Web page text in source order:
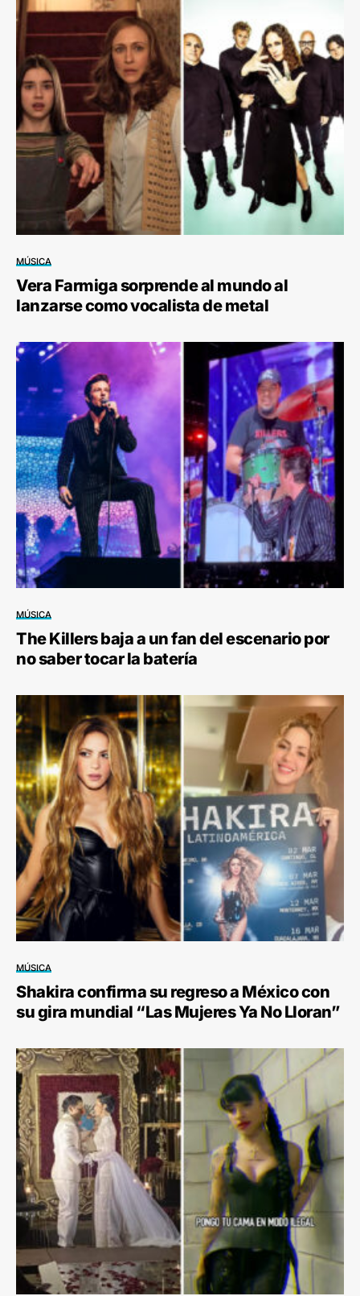
MÚSICA
Vera Farmiga sorprende al mundo al
lanzarse como vocalista de metal
MÚSICA
The Killers baja a un fan del escenario por
no saber tocar la batería
MÚSICA
Shakira confirma su regreso a México con
su gira mundial “Las Mujeres Ya No Lloran”